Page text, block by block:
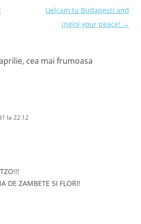
Uelcam tu Budapesti and
ingioi your peace! →
cea mai frumoasa
la 22:12
DE ZAMBETE SI FLORI!